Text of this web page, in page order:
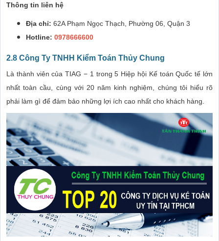
Thông tin liên hệ
Địa chỉ: 62A Phạm Ngọc Thạch, Phường 06, Quận 3
Hotline: 0978666600
2.8 Công Ty TNHH Kiểm Toán Thủy Chung
Là thành viên của TIAG − 1 trong 5 Hiệp hội Kế toán Quốc tế lớn
nhất toàn cầu, cùng với 20 năm kinh nghiệm, chúng tôi hiểu rõ
phải làm gì để đảm bảo những lợi ích cao nhất cho khách hàng.